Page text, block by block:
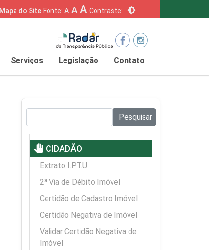
Mapa do Site Fonte: A A A Contraste: brightness_6
Serviços Legislação Contato
Pesquisar
pan_tool CIDADÃO
Extrato I.P.T.U
2ª Via de Débito Imóvel
Certidão de Cadastro Imóvel
Certidão Negativa de Imóvel
Validar Certidão Negativa de
Imóvel